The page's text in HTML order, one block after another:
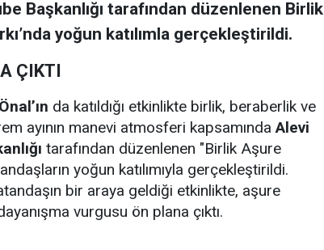
Başkanlığı tarafından düzenlenen Birlik
yoğun katılımla gerçekleştirildi.
ÇIKTI
da katıldığı etkinlikte birlik, beraberlik ve
ayının manevi atmosferi kapsamında Alevi
tarafından düzenlenen "Birlik Aşure
yoğun katılımıyla gerçekleştirildi.
bir araya geldiği etkinlikte, aşure
vurgusu ön plana çıktı.